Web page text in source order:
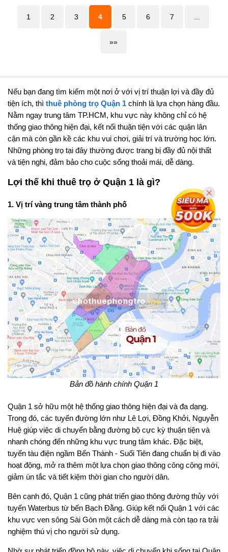
1 2 3 4 5 6 7
»»
Nếu bạn đang tìm kiếm một nơi ở với vị trí thuận lợi và đầy đủ
tiện ích, thì thuê phòng trọ Quận 1 chính là lựa chọn hàng đầu.
Nằm ngay trung tâm TP.HCM, khu vực này không chỉ có hệ
thống giao thông hiện đại, kết nối thuận tiện với các quận lân
cận mà còn gần kề các khu vui chơi, giải trí và trường học lớn.
Những phòng trọ tại đây thường được trang bị đầy đủ nội thất
và tiện nghi, đảm bảo cho cuộc sống thoải mái, dễ dàng.
Lợi thế khi thuê trọ ở Quận 1 là gì?
1. Vị trí vàng trung tâm thành phố
Bản đồ hành chính Quận 1
Quận 1 sở hữu một hệ thống giao thông hiện đại và đa dạng.
Trong đó, các tuyến đường lớn như Lê Lợi, Đồng Khởi, Nguyễn
Huệ giúp việc di chuyển bằng đường bộ cực kỳ thuận tiện và
nhanh chóng đến những khu vực trung tâm khác. Đặc biệt,
tuyến tàu điện ngầm Bến Thành - Suối Tiên đang chuẩn bị đi vào
hoạt động, mở ra thêm một lựa chọn giao thông công cộng mới,
giảm ùn tắc và tiết kiệm thời gian cho người dân.
Bên cạnh đó, Quận 1 cũng phát triển giao thông đường thủy với
tuyến Waterbus từ bến Bạch Đằng. Giúp kết nối Quận 1 với các
khu vực ven sông Sài Gòn một cách dễ dàng mà còn tạo ra trải
nghiệm thú vị cho người sử dụng.